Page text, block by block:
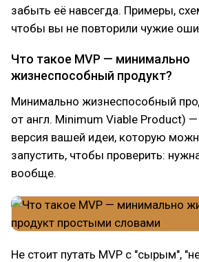
забыть её навсегда. Примеры,
чтобы вы не повторили чужие
Что такое MVP — минимально
жизнеспособный продукт?
Минимально жизнеспособный
от англ. Minimum Viable Product)
версия вашей идеи, которую
запустить, чтобы проверить:
вообще.
Не стоит путать MVP с "сырым",